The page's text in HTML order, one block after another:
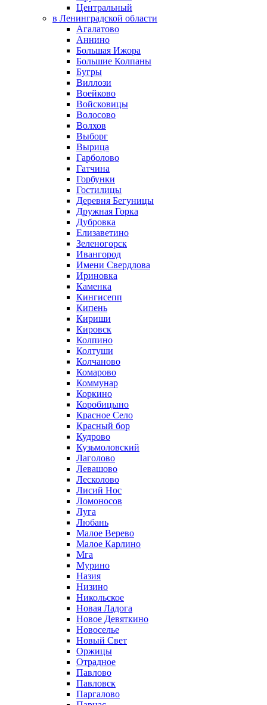
Центральный
в Ленинградской области
Агалатово
Аннино
Большая Ижора
Большие Колпаны
Бугры
Виллози
Воейково
Войсковицы
Волосово
Волхов
Выборг
Вырица
Гарболово
Гатчина
Горбунки
Гостилицы
Деревня Бегуницы
Дружная Горка
Дубровка
Елизаветино
Зеленогорск
Ивангород
Имени Свердлова
Ириновка
Каменка
Кингисепп
Кипень
Кириши
Кировск
Колпино
Колтуши
Колчаново
Комарово
Коммунар
Коркино
Коробицыно
Красное Село
Красный бор
Кудрово
Кузьмоловский
Лаголово
Левашово
Лесколово
Лисий Нос
Ломоносов
Луга
Любань
Малое Верево
Малое Карлино
Мга
Мурино
Назия
Низино
Никольское
Новая Ладога
Новое Девяткино
Новоселье
Новый Свет
Оржицы
Отрадное
Павлово
Павловск
Паргалово